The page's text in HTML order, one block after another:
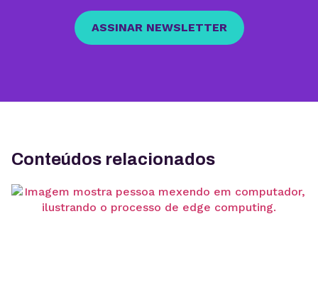
ASSINAR NEWSLETTER
Conteúdos relacionados